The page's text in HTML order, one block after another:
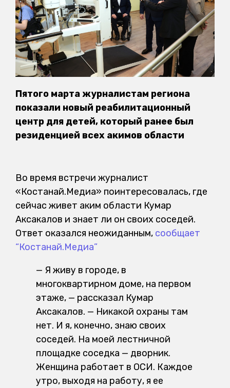
Пятого марта журналистам региона
показали новый реабилитационный
центр для детей, который ранее был
резиденцией всех акимов области
Во время встречи журналист
«Костанай.Медиа» поинтересовалась, где
сейчас живет аким области Кумар
Аксакалов и знает ли он своих соседей.
Ответ оказался неожиданным, сообщает
“Костанай.Медиа”
— Я живу в городе, в
многоквартирном доме, на первом
этаже, — рассказал Кумар
Аксакалов. — Никакой охраны там
нет. И я, конечно, знаю своих
соседей. На моей лестничной
площадке соседка — дворник.
Женщина работает в ОСИ. Каждое
утро, выходя на работу, я ее